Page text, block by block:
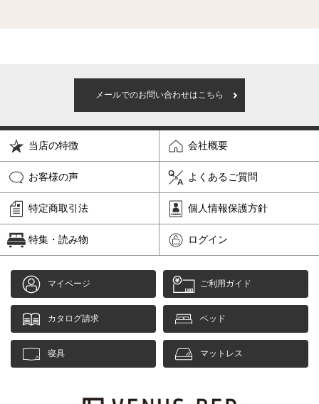
メールでのお問い合わせはこちら
当店の特徴 会社概要
お客様の声 よくあるご質問
特定商取引法 個人情報保護方針
特集・読み物 ログイン
マイページ ご利用ガイド
カタログ請求 ベッド
寝具 マットレス